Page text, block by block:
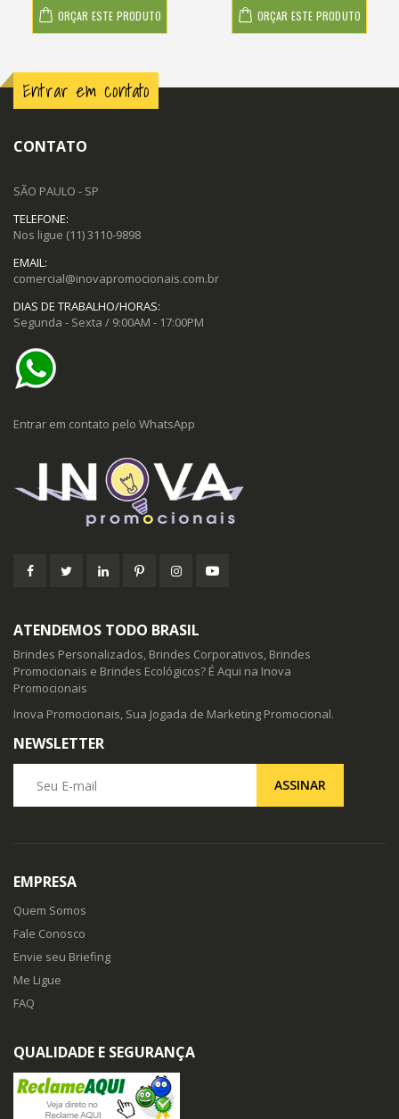
ORÇAR ESTE PRODUTO ORÇAR ESTE PRODUTO
Entrar em contato
CONTATO
SÃO PAULO - SP
TELEFONE:
Nos ligue (11) 3110-9898
EMAIL:
comercial@inovapromocionais.com.br
DIAS DE TRABALHO/HORAS:
Segunda - Sexta / 9:00AM - 17:00PM
Entrar em contato pelo WhatsApp
ATENDEMOS TODO BRASIL
Brindes Personalizados, Brindes Corporativos, Brindes
Promocionais e Brindes Ecológicos? É Aqui na Inova
Promocionais
Inova Promocionais, Sua Jogada de Marketing Promocional.
NEWSLETTER
ASSINAR
EMPRESA
Quem Somos
Fale Conosco
Envie seu Briefing
Me Ligue
FAQ
QUALIDADE E SEGURANÇA